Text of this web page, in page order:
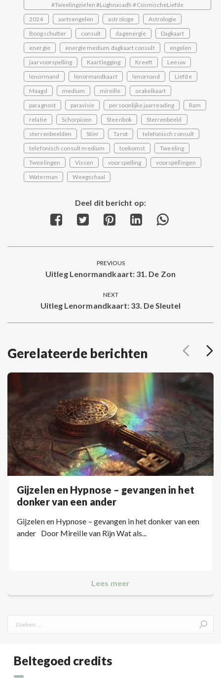
#Tweelingzielen #Lughnasadh #CosmischeLiefde
2024
aartsengelen astrologe
Astrologie
Boogschutter
consult dagenergie
Dagkaart
energie
energie medium dagkaart consult
engelen
jaarvoorspelling
Kaartlegging Kreeft
Leeuw
lenormand
lenormandkaart lenornand
Liefde
Maagd
medium mireille
orakelkaart
paragnost
paravisie persoonlijke jaarreading
Ram
relatie
Schorpioen Steenbok
Sterrenbeeld
sterrenbeelden
Stier Tarot
telefonisch consult
telefonisch consult medium
toekomst
Tweeling
Tweelingen
Vissen voorspelling
voorspellingen
Waterman
Weegschaal
Deel dit bericht op:
Share
Facebook
Share
Twitter
Share
Pinterest
Share
LinkedInWhatsApp
navigation
PREVIOUS
Previous
Uitleg Lenormandkaart: 31. De Zon
NEXT
Next
post:
Uitleg Lenormandkaart: 33. De Sleutel
Gerelateerde berichten
Gijzelen en Hypnose – gevangen in het
donker van een ander
Gijzelen en Hypnose – gevangen in het donker van een
ander Door Mireille van Rijn Wat als...
Lees meer
Search:
Beltegoed credits